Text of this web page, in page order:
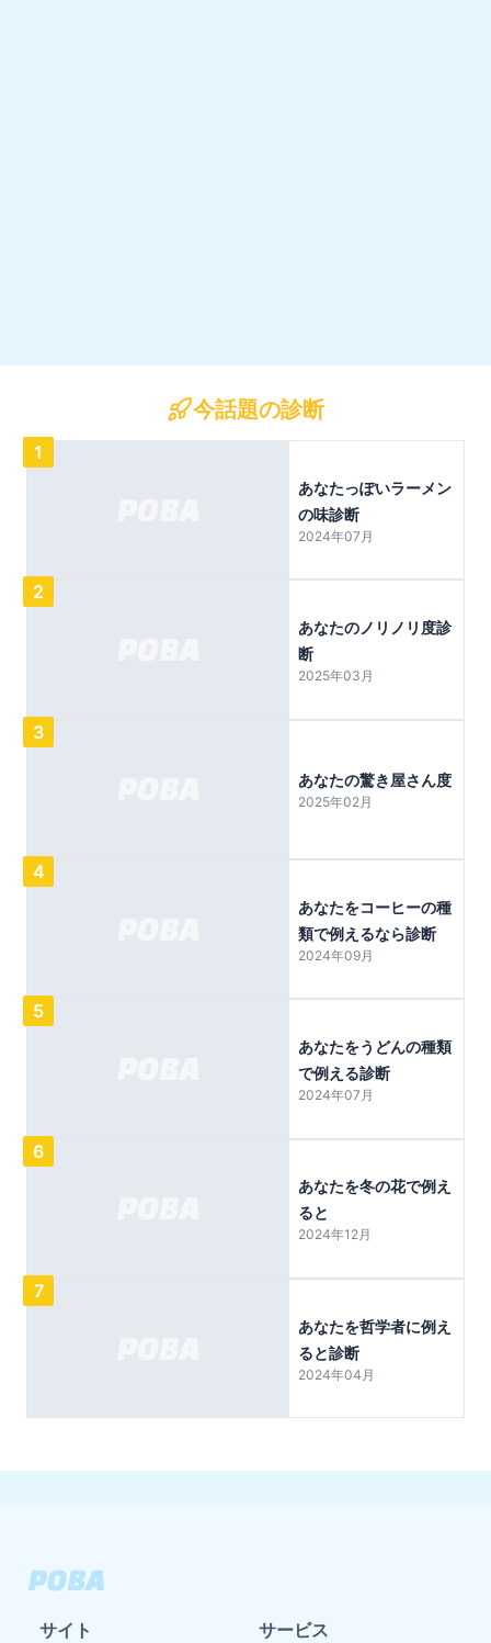
今話題の診断
1
あなたっぽいラーメン
の味診断
2024年07月
2
あなたのノリノリ度診
断
2025年03月
3
あなたの驚き屋さん度
2025年02月
4
あなたをコーヒーの種
類で例えるなら診断
2024年09月
5
あなたをうどんの種類
で例える診断
2024年07月
6
あなたを冬の花で例え
ると
2024年12月
7
あなたを哲学者に例え
ると診断
2024年04月
サイト サービス